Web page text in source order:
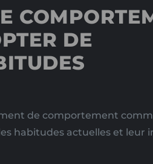
DE
de comportement
habitudes actuelles et leur